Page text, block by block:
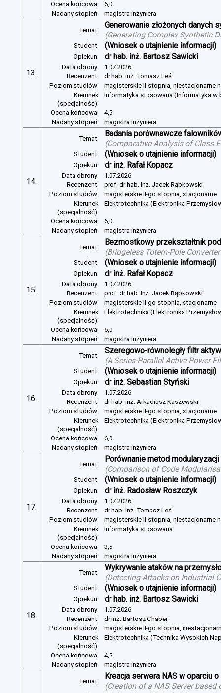
Ocena końcowa:
6,0
Nadany stopień:
magistra inżyniera
13.
Temat:
Generowanie złożonych danych
(Generating Complex Synthetic
Student: (Wniosek o utajnienie informacji)
Opiekun: dr hab. inż. Bartosz Sawicki
Data obrony:
1.07.2026
Recenzent:
dr hab. inż. Tomasz Leś
Poziom studiów:
magisterskie II-stopnia, niestacjonarne
Kierunek
(specjalność):
Informatyka stosowana (Informatyka w
Ocena końcowa:
4,5
Nadany stopień:
magistra inżyniera
14.
Temat:
Badania porównawcze
(Comparative Analysis of Class
Student: (Wniosek o utajnienie informacji)
Opiekun: dr inż. Rafał Kopacz
Data obrony:
1.07.2026
Recenzent:
prof. dr hab. inż. Jacek Rąbkowski
Poziom studiów:
magisterskie II-go stopnia, stacjonarne
Kierunek
(specjalność):
Elektrotechnika (Elektronika
Ocena końcowa:
6,0
Nadany stopień:
magistra inżyniera
15.
Temat:
Bezmostkowy przekształtnik
(Bridgeless Totem-Pole
Student: (Wniosek o utajnienie informacji)
Opiekun: dr inż. Rafał Kopacz
Data obrony:
1.07.2026
Recenzent:
prof. dr hab. inż. Jacek Rąbkowski
Poziom studiów:
magisterskie II-go stopnia, stacjonarne
Kierunek
(specjalność):
Elektrotechnika (Elektronika
Ocena końcowa:
6,0
Nadany stopień:
magistra inżyniera
16.
Temat:
Szeregowo-równoległy filtr
(A Series-Parallel Active Power
Student: (Wniosek o utajnienie informacji)
Opiekun: dr inż. Sebastian Styński
Data obrony:
1.07.2026
Recenzent:
dr hab. inż. Arkadiusz Kaszewski
Poziom studiów:
magisterskie II-go stopnia, stacjonarne
Kierunek
(specjalność):
Elektrotechnika (Elektronika
Ocena końcowa:
6,0
Nadany stopień:
magistra inżyniera
17.
Temat:
Porównanie metod
(Comparison of Code
Student: (Wniosek o utajnienie informacji)
Opiekun: dr inż. Radosław Roszczyk
Data obrony:
1.07.2026
Recenzent:
dr hab. inż. Tomasz Leś
Poziom studiów:
magisterskie II-stopnia, niestacjonarne
Kierunek
(specjalność):
Informatyka stosowana
Ocena końcowa:
3,5
Nadany stopień:
magistra inżyniera
18.
Temat:
Wykrywanie ataków na
(Detecting Attacks on Industrial
Student: (Wniosek o utajnienie informacji)
Opiekun: dr hab. inż. Bartosz Sawicki
Data obrony:
1.07.2026
Recenzent:
dr inż. Bartosz Chaber
Poziom studiów:
magisterskie II-go stopnia,
Kierunek
(specjalność):
Elektrotechnika (Technika Wysokich
Ocena końcowa:
4,5
Nadany stopień:
magistra inżyniera
Temat:
Kreacja serwera NAS w oparciu
(Creation of a NAS Server based